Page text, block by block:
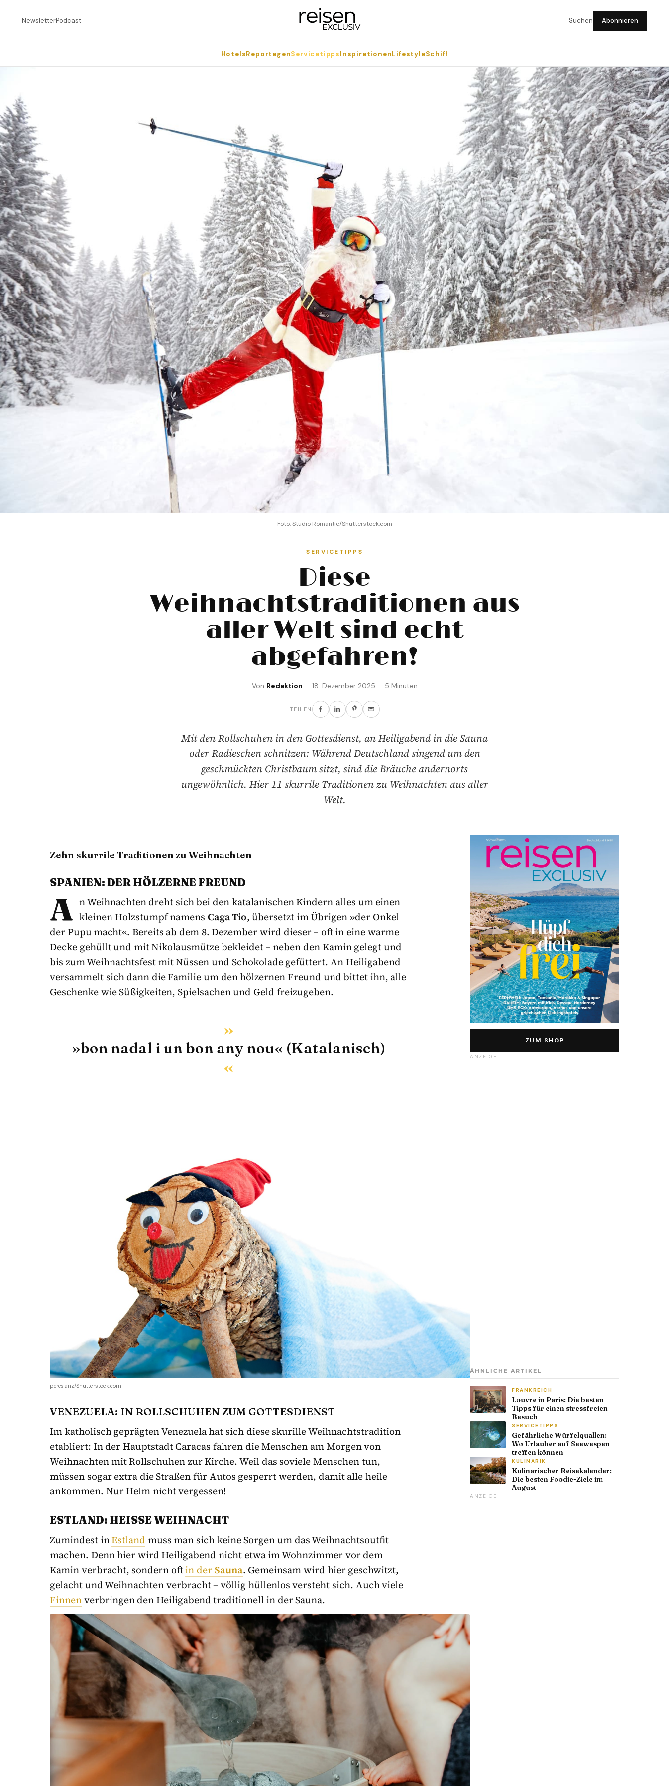
NewsletterPodcast Suchen Abonnieren
HotelsReportagenServicetippsInspirationenLifestyleSchiff
Foto: Studio Romantic/Shutterstock.com
SERVICETIPPS
Diese
Weihnachtstraditionen aus
aller Welt sind echt
abgefahren!
Von Redaktion · 18. Dezember 2025 · 5 Minuten
TEILEN
Mit den Rollschuhen in den Gottesdienst, an Heiligabend in die Sauna
oder Radieschen schnitzen: Während Deutschland singend um den
geschmückten Christbaum sitzt, sind die Bräuche andernorts
ungewöhnlich. Hier 11 skurrile Traditionen zu Weihnachten aus aller
Welt.
Zehn skurrile Traditionen zu Weihnachten
SPANIEN: DER HÖLZERNE FREUND
A n Weihnachten dreht sich bei den katalanischen Kindern alles um einen
kleinen Holzstumpf namens Caga Tio, übersetzt im Übrigen »der Onkel
der Pupu macht«. Bereits ab dem 8. Dezember wird dieser – oft in eine warme
Decke gehüllt und mit Nikolausmütze bekleidet – neben den Kamin gelegt und
bis zum Weihnachtsfest mit Nüssen und Schokolade gefüttert. An Heiligabend
versammelt sich dann die Familie um den hölzernen Freund und bittet ihn, alle
Geschenke wie Süßigkeiten, Spielsachen und Geld freizugeben.
»bon nadal i un bon any nou« (Katalanisch)
peresanz/Shutterstock.com
VENEZUELA: IN ROLLSCHUHEN ZUM GOTTESDIENST
Im katholisch geprägten Venezuela hat sich diese skurille Weihnachtstradition
etabliert: In der Hauptstadt Caracas fahren die Menschen am Morgen von
Weihnachten mit Rollschuhen zur Kirche. Weil das soviele Menschen tun,
müssen sogar extra die Straßen für Autos gesperrt werden, damit alle heile
ankommen. Nur Helm nicht vergessen!
ESTLAND: HEISSE WEIHNACHT
Zumindest inEstland muss man sich keine Sorgen um das Weihnachtsoutfit
machen. Denn hier wird Heiligabend nicht etwa im Wohnzimmer vor dem
Kamin verbracht, sondern oftin derSauna. Gemeinsam wird hier geschwitzt,
gelacht und Weihnachten verbracht – völlig hüllenlos versteht sich. Auch viele
Finnenverbringen den Heiligabend traditionell in der Sauna.
ZUM SHOP
ANZEIGE
ÄHNLICHE ARTIKEL
FRANKREICH
Louvre in Paris: Die besten
Tipps für einen stressfreien
Besuch
SERVICETIPPS
Gefährliche Würfelquallen:
Wo Urlauber auf Seewespen
treffen können
KULINARIK
Kulinarischer Reisekalender:
Die besten Foodie-Ziele im
August
ANZEIGE